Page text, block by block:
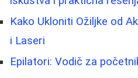
Kako Ukloniti Ožiljke od
i Laseri
Epilatori: Vodič za